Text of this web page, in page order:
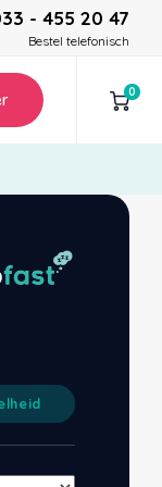
- 455 20 47
Bestel telefonisch
0